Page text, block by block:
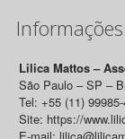
Informações
Lilica Mattos –
São Paulo – SP –
Tel: +55 (11)
Site: https://